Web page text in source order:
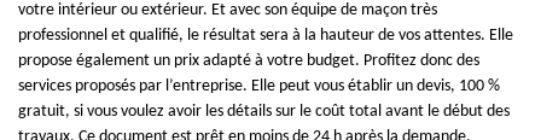
votre intérieur ou extérieur. Et avec son équipe de maçon très
professionnel et qualifié, le résultat sera à la hauteur de vos attentes. Elle
propose également un prix adapté à votre budget. Profitez donc des
services proposés par l’entreprise. Elle peut vous établir un devis, 100 %
gratuit, si vous voulez avoir les détails sur le coût total avant le début des